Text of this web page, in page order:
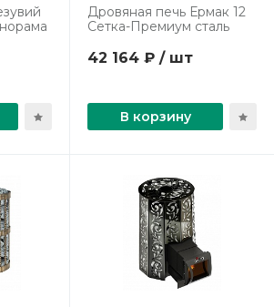
Дровяная печь Ермак 12
Сетка-Премиум сталь
42 164 ₽ / шт
В корзину